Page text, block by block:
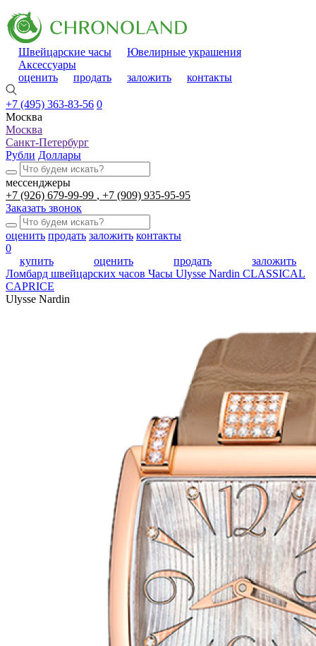
Швейцарские часы
Ювелирные украшения
Аксессуары
оценить
продать заложить контакты
+7 (495) 363-83-56 0
Москва
Москва
Санкт-Петербург
Рубли Доллары
мессенджеры
+7 (926) 679-99-99
+7 (909) 935-95-95
Заказать звонок
оценить продать заложить контакты
0
купить
оценить продать
заложить
Ломбард швейцарских часов Часы Ulysse Nardin CLASSICAL
CAPRICE
Ulysse Nardin